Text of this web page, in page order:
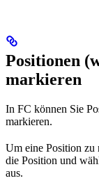
Positionen
markieren
In FC können Sie
markieren.
Um eine Position zu
die Position und
aus.